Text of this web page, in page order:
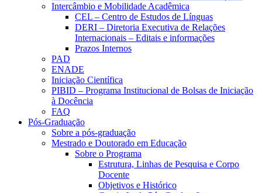
Intercâmbio e Mobilidade Acadêmica
CEL – Centro de Estudos de Línguas
DERI – Diretoria Executiva de Relações
Internacionais – Editais e informações
Prazos Internos
PAD
ENADE
Iniciação Científica
PIBID – Programa Institucional de Bolsas de Iniciação
à Docência
FAQ
Pós-Graduação
Sobre a pós-graduação
Mestrado e Doutorado em Educação
Sobre o Programa
Estrutura, Linhas de Pesquisa e Corpo
Docente
Objetivos e Histórico